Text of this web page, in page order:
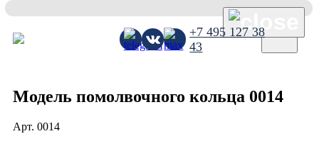
+7 495 127 38
43
Модель помолвочного кольца 0014
Арт. 0014
×